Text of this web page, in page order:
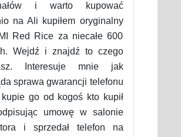
i warto kupować
na Ali kupiłem oryginalny
Red Rice za niecałe 600
Wejdź i znajdź to czego
Interesuje mnie jak
sprawa gwarancji telefonu
go od kogoś kto kupił
umowę w salonie
i sprzedał telefon na